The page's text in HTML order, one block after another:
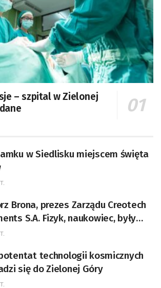
– szpital w Zielonej
w Siedlisku miejscem święta
Brona, prezes Zarządu Creotech
naukowiec, były
CERN w Genewie,
nauk fizycznych,
Rady Sektorowej ds.
Przemysłu Lotniczo-
technologii kosmicznych
się do Zielonej Góry